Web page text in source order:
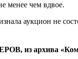
менее чем вдвое.
аукцион не
из архива